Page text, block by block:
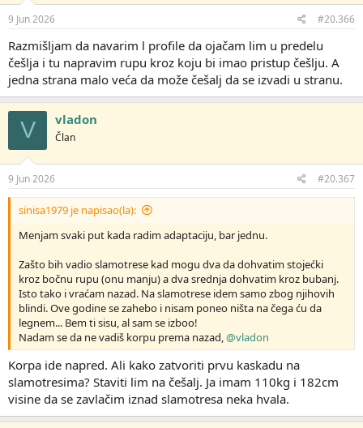
9 Jun 2026 #20.366
Razmišljam da navarim l profile da ojačam lim u predelu
češlja i tu napravim rupu kroz koju bi imao pristup češlju. A
jedna strana malo veća da može češalj da se izvadi u stranu.
V vladon
Član
9 Jun 2026 #20.367
sinisa1979 je napisao(la):
Menjam svaki put kada radim adaptaciju, bar jednu.
Zašto bih vadio slamotrese kad mogu dva da dohvatim stojećki
kroz bočnu rupu (onu manju) a dva srednja dohvatim kroz bubanj.
Isto tako i vraćam nazad. Na slamotrese idem samo zbog njihovih
blindi. Ove godine se zahebo i nisam poneo ništa na čega ću da
legnem... Bem ti sisu, al sam se izboo!
Nadam se da ne vadiš korpu prema nazad,@vladon
Korpa ide napred. Ali kako zatvoriti prvu kaskadu na
slamotresima? Staviti lim na češalj. Ja imam 110kg i 182cm
visine da se zavlačim iznad slamotresa neka hvala.